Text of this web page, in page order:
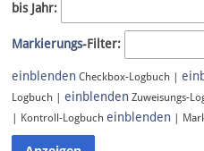
bis Jahr:
Markierungs-Filter:
einblenden Checkbox-Logbuch |
Logbuch | einblenden Zuweisungs-
| Kontroll-Logbuch einblenden |